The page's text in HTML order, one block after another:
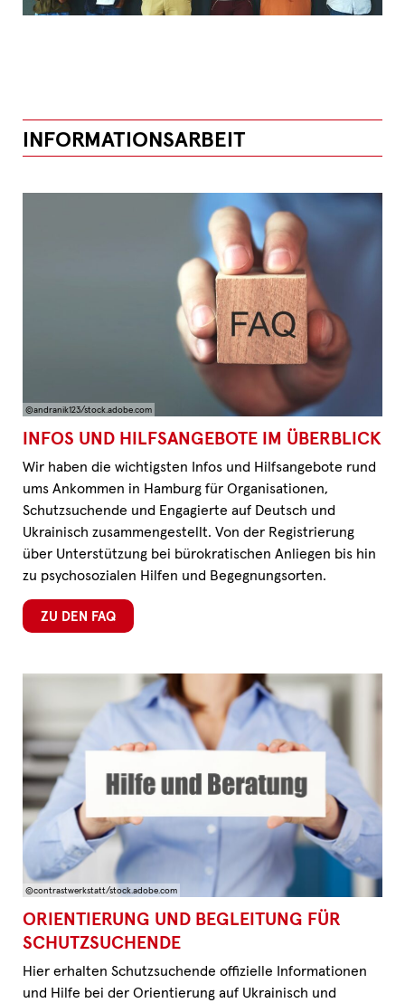
INFORMATIONSARBEIT
©andranik123/stock.adobe.com
INFOS UND HILFSANGEBOTE IM ÜBERBLICK
Wir haben die wichtigsten Infos und Hilfsangebote rund
ums Ankommen in Hamburg für Organisationen,
Schutzsuchende und Engagierte auf Deutsch und
Ukrainisch zusammengestellt. Von der Registrierung
über Unterstützung bei bürokratischen Anliegen bis hin
zu psychosozialen Hilfen und Begegnungsorten.
ZU DEN FAQ
©contrastwerkstatt/stock.adobe.com
ORIENTIERUNG UND BEGLEITUNG FÜR
SCHUTZSUCHENDE
Hier erhalten Schutzsuchende offizielle Informationen
und Hilfe bei der Orientierung auf Ukrainisch und